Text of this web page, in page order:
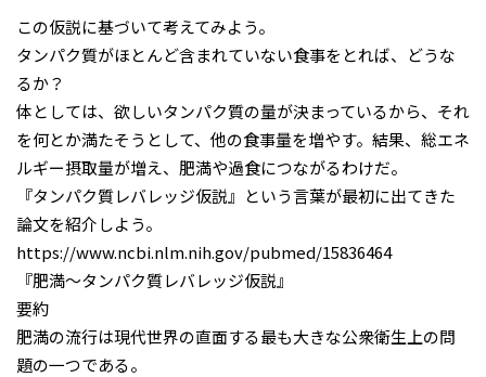
この仮説に基づいて考えてみよう。
タンパク質がほとんど含まれていない食事をとれば、どうな
るか？
体としては、欲しいタンパク質の量が決まっているから、それ
を何とか満たそうとして、他の食事量を増やす。結果、総エネ
ルギー摂取量が増え、肥満や過食につながるわけだ。
『タンパク質レバレッジ仮説』という言葉が最初に出てきた
論文を紹介しよう。
https://www.ncbi.nlm.nih.gov/pubmed/15836464
『肥満～タンパク質レバレッジ仮説』
要約
肥満の流行は現代世界の直面する最も大きな公衆衛生上の問
題の一つである。